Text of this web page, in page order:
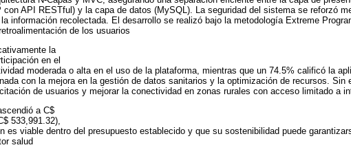
API RESTful) y la capa de datos (MySQL). La seguridad del sistema se reforzó
información recolectada. El desarrollo se realizó bajo la metodología Extreme
de los usuarios
la
en el
moderada o alta en el uso de la plataforma, mientras que un 74.5% calificó la
con la mejora en la gestión de datos sanitarios y la optimización de recursos. Sin
de usuarios y mejorar la conectividad en zonas rurales con acceso limitado a
a C$
533,991.32),
viable dentro del presupuesto establecido y que su sostenibilidad puede
salud